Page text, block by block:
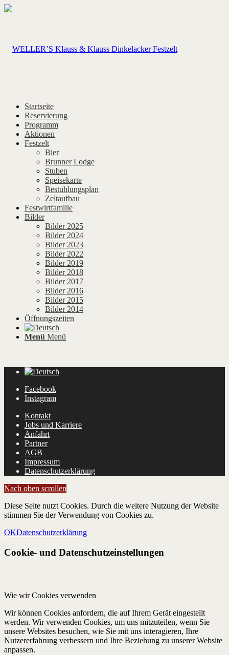
Startseite
Reservierung
Programm
Aktionen
Festzelt
Bier
Brunner Lodge
Stuben
Speisekarte
Bestuhlungsplan
Zeltaufbau
Festwirtfamilie
Bilder
Bilder 2025
Bilder 2024
Bilder 2023
Bilder 2022
Bilder 2019
Bilder 2018
Bilder 2017
Bilder 2016
Bilder 2015
Bilder 2014
Öffnungszeiten
Menü Menü
Facebook
Instagram
Kontakt
Jobs und Karriere
Anfahrt
Partner
AGB
Impressum
Datenschutzerklärung
Nach oben scrollen
Diese Seite nutzt Cookies. Durch die weitere Nutzung der Website
stimmen Sie der Verwendung von Cookies zu.
OKDatenschutzerklärung
Cookie- und Datenschutzeinstellungen
Wie wir Cookies verwenden
Wir können Cookies anfordern, die auf Ihrem Gerät eingestellt
werden. Wir verwenden Cookies, um uns mitzuteilen, wenn Sie
unsere Websites besuchen, wie Sie mit uns interagieren, Ihre
Nutzererfahrung verbessern und Ihre Beziehung zu unserer Website
anpassen.